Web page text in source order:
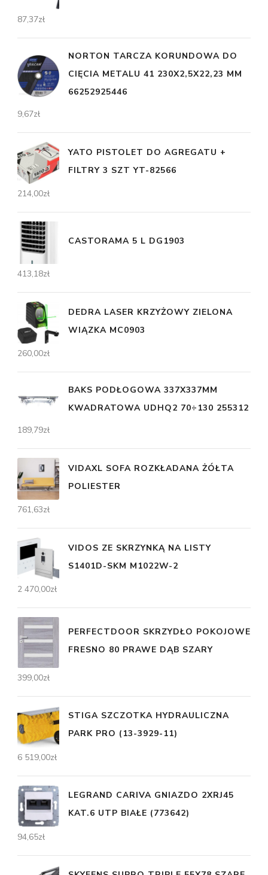
87,37zł
NORTON TARCZA KORUNDOWA DO
CIĘCIA METALU 41 230X2,5X22,23 MM
66252925446
9,67zł
YATO PISTOLET DO AGREGATU +
FILTRY 3 SZT YT-82566
214,00zł
CASTORAMA 5 L DG1903
413,18zł
DEDRA LASER KRZYŻOWY ZIELONA
WIĄZKA MC0903
260,00zł
BAKS PODŁOGOWA 337X337MM
KWADRATOWA UDHQ2 70÷130 255312
189,79zł
VIDAXL SOFA ROZKŁADANA ŻÓŁTA
POLIESTER
761,63zł
VIDOS ZE SKRZYNKĄ NA LISTY
S1401D-SKM M1022W-2
2 470,00zł
PERFECTDOOR SKRZYDŁO POKOJOWE
FRESNO 80 PRAWE DĄB SZARY
399,00zł
STIGA SZCZOTKA HYDRAULICZNA
PARK PRO (13-3929-11)
6 519,00zł
LEGRAND CARIVA GNIAZDO 2XRJ45
KAT.6 UTP BIAŁE (773642)
94,65zł